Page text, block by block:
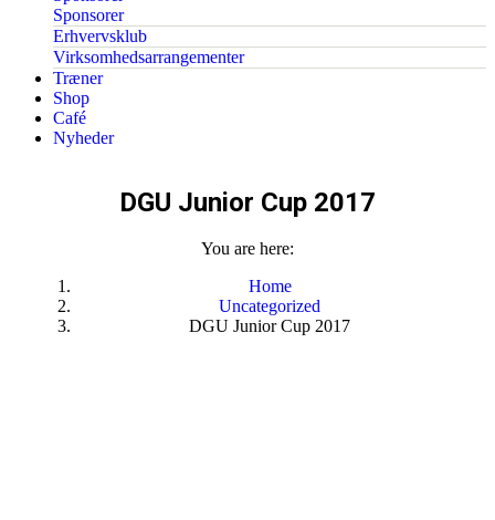
Sponsorer
Erhvervsklub
Virksomhedsarrangementer
Træner
Shop
Café
Nyheder
DGU Junior Cup 2017
You are here:
Home
Uncategorized
DGU Junior Cup 2017